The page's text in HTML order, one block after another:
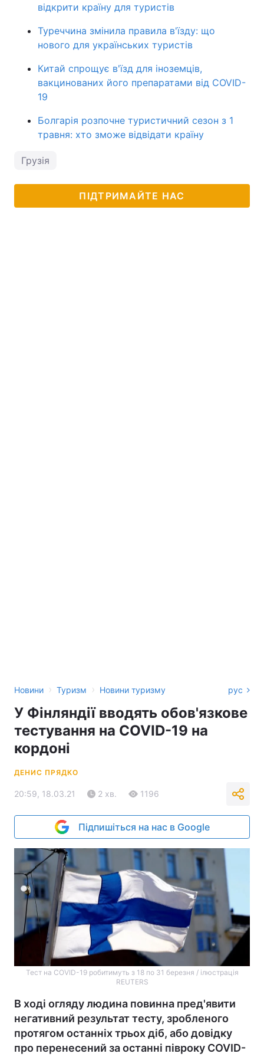
відкрити країну для туристів
Туреччина змінила правила в'їзду: що
нового для українських туристів
Китай спрощує в'їзд для іноземців,
вакцинованих його препаратами від COVID-
19
Болгарія розпочне туристичний сезон з 1
травня: хто зможе відвідати країну
Грузія
ПІДТРИМАЙТЕ НАС
Новини › Туризм › Новини туризму рус
У Фінляндії вводять обов'язкове
тестування на COVID-19 на
кордоні
ДЕНИС ПРЯДКО
20:59, 18.03.21 2 хв. 1196
Підпишіться на нас в Google
Тест на COVID-19 робитимуть з 18 по 31 березня / ілюстрація
REUTERS
В ході огляду людина повинна пред'явити
негативний результат тесту, зробленого
протягом останніх трьох діб, або довідку
про перенесений за останні півроку COVID-